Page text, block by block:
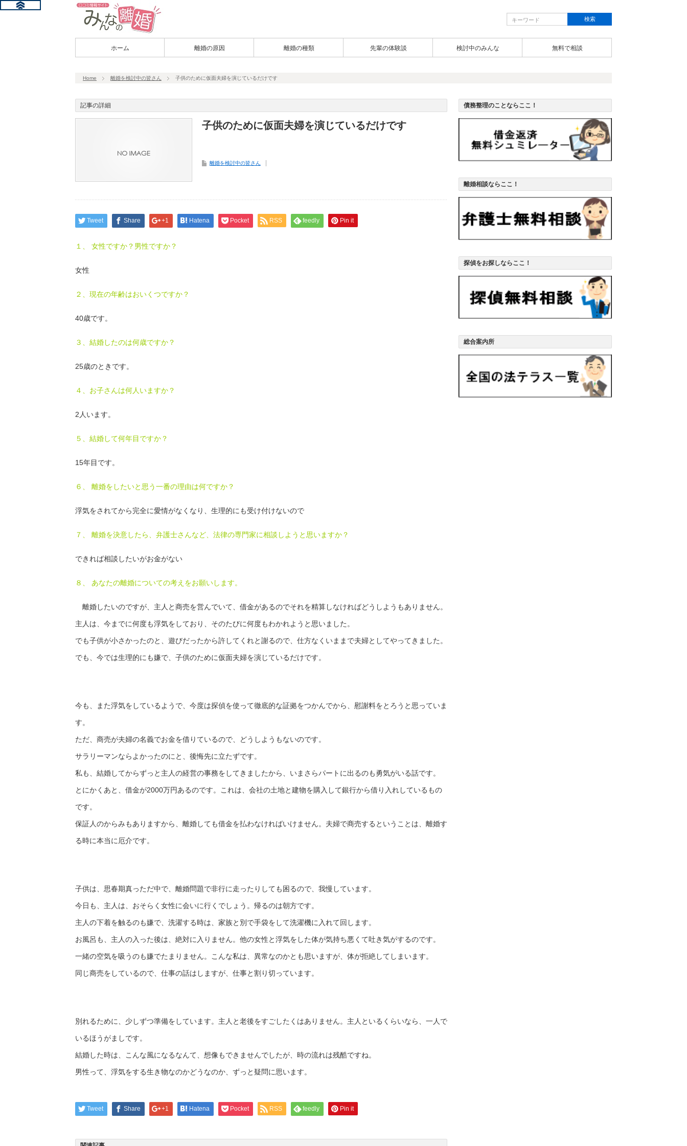
ホーム 離婚の原因 離婚の種類 先輩の体験談 検討中のみんな 無料で相談
Home 離婚を検討中の皆さん 子供のために仮面夫婦を演じているだけです
記事の詳細
子供のために仮面夫婦を演じているだけです
離婚を検討中の皆さん
Tweet Share +1 Hatena Pocket RSS feedly Pin it
１、 女性ですか？男性ですか？
女性
２、現在の年齢はおいくつですか？
40歳です。
３、結婚したのは何歳ですか？
25歳のときです。
４、お子さんは何人いますか？
2人います。
５、結婚して何年目ですか？
15年目です。
６、 離婚をしたいと思う一番の理由は何ですか？
浮気をされてから完全に愛情がなくなり、生理的にも受け付けないので
７、 離婚を決意したら、弁護士さんなど、法律の専門家に相談しようと思いますか？
できれば相談したいがお金がない
８、 あなたの離婚についての考えをお願いします。
離婚したいのですが、主人と商売を営んでいて、借金があるのでそれを精算しなければどうしようもありません。
主人は、今までに何度も浮気をしており、そのたびに何度もわかれようと思いました。
でも子供が小さかったのと、遊びだったから許してくれと謝るので、仕方なくいままで夫婦としてやってきました。
でも、今では生理的にも嫌で、子供のために仮面夫婦を演じているだけです。
今も、また浮気をしているようで、今度は探偵を使って徹底的な証拠をつかんでから、慰謝料をとろうと思っていま
す。
ただ、商売が夫婦の名義でお金を借りているので、どうしようもないのです。
サラリーマンならよかったのにと、後悔先に立たずです。
私も、結婚してからずっと主人の経営の事務をしてきましたから、いまさらパートに出るのも勇気がいる話です。
とにかくあと、借金が2000万円あるのです。これは、会社の土地と建物を購入して銀行から借り入れしているもの
です。
保証人のからみもありますから、離婚しても借金を払わなければいけません。夫婦で商売するということは、離婚す
る時に本当に厄介です。
子供は、思春期真っただ中で、離婚問題で非行に走ったりしても困るので、我慢しています。
今日も、主人は、おそらく女性に会いに行くでしょう。帰るのは朝方です。
主人の下着を触るのも嫌で、洗濯する時は、家族と別で手袋をして洗濯機に入れて回します。
お風呂も、主人の入った後は、絶対に入りません。他の女性と浮気をした体が気持ち悪くて吐き気がするのです。
一緒の空気を吸うのも嫌でたまりません。こんな私は、異常なのかとも思いますが、体が拒絶してしまいます。
同じ商売をしているので、仕事の話はしますが、仕事と割り切っています。
別れるために、少しずつ準備をしています。主人と老後をすごしたくはありません。主人といるくらいなら、一人で
いるほうがましです。
結婚した時は、こんな風になるなんて、想像もできませんでしたが、時の流れは残酷ですね。
男性って、浮気をする生き物なのかどうなのか、ずっと疑問に思います。
Tweet Share +1 Hatena Pocket RSS feedly Pin it
債務整理のことならここ！
離婚相談ならここ！
探偵をお探しならここ！
総合案内所